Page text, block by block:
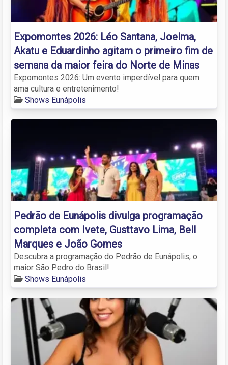
Expomontes 2026: Léo Santana, Joelma,
Akatu e Eduardinho agitam o primeiro fim de
semana da maior feira do Norte de Minas
Expomontes 2026: Um evento imperdível para quem
ama cultura e entretenimento!
Shows Eunápolis
Pedrão de Eunápolis divulga programação
completa com Ivete, Gusttavo Lima, Bell
Marques e João Gomes
Descubra a programação do Pedrão de Eunápolis, o
maior São Pedro do Brasil!
Shows Eunápolis